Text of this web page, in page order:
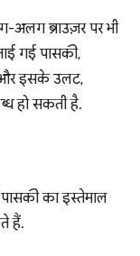
ब्राउज़र पर भी
गई पासकी,
और इसके उलट,
हो सकती है.
का इस्तेमाल
हैं.